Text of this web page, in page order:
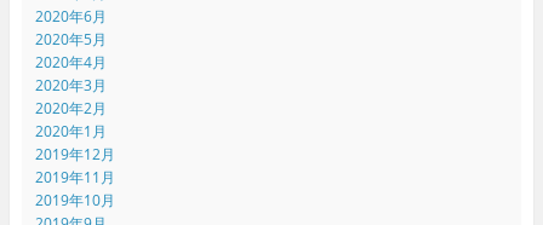
2020年6月
2020年5月
2020年4月
2020年3月
2020年2月
2020年1月
2019年12月
2019年11月
2019年10月